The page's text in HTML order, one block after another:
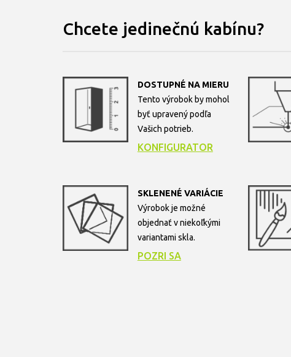
Chcete jedinečnú kabínu?
DOSTUPNÉ NA MIERU
Tento výrobok by mohol
byť upravený podľa
Vašich potrieb.
KONFIGURATOR
SKLENENÉ VARIÁCIE
Výrobok je možné
objednať v niekoľkými
variantami skla.
POZRI SA